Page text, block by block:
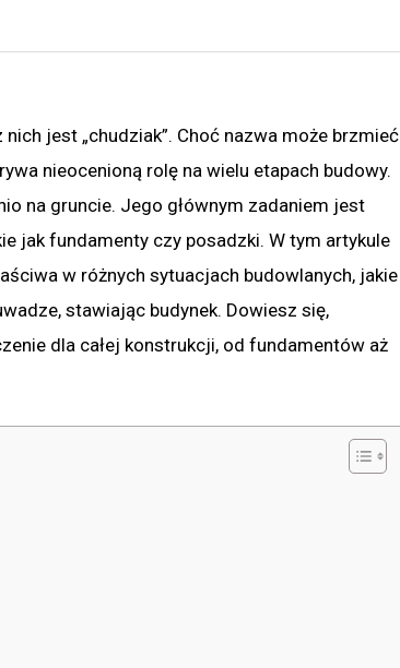
jest „chudziak”. Choć nazwa może brzmieć
nieocenioną rolę na wielu etapach budowy.
na gruncie. Jego głównym zadaniem jest
jak fundamenty czy posadzki. W tym artykule
w różnych sytuacjach budowlanych, jakie
stawiając budynek. Dowiesz się,
dla całej konstrukcji, od fundamentów aż